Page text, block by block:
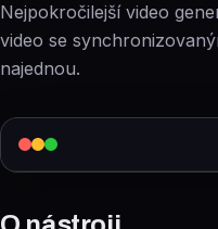
Nejpokročilejší video
video se
najednou.